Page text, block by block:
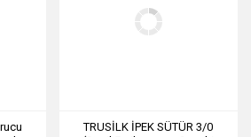
TRUSİLK İPEK SÜTÜR 3/0